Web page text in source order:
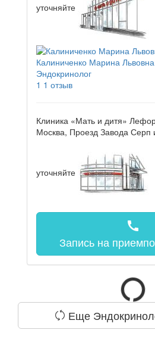
уточняйте
Калиниченко Марина Львовна
Эндокринолог
1 1 отзыв
Клиника «Мать и дитя»
Москва, Проезд Завода Серп
уточняйте
call
Запись на прием
Еще